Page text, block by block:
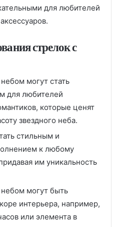
для любителей
стрелок с
могут стать
для любителей
которые ценят
звездного неба.
стильным и
к любому
им уникальность
могут быть
интерьера, например,
или элемента в